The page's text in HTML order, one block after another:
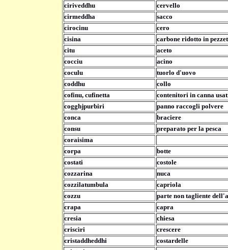
ciriveddhu
cervello
cirmeddha
sacco
cirocinu
cero
cisina
carbone ridotto in
citu
aceto
cocciu
acino
coculu
tuorlo d'uovo
coddhu
collo
cofinu, cufinetta
contenitori in canna
cogghjpurbiri
panno raccogli polvere
conca
braciere
consu
preparato per la pesca
coraisima
corpa
botte
costati
costole
cozzarina
nuca
cozzilatumbula
capriola
cozzu
parte non tagliente
crapa
capra
cresia
chiesa
criscìri
crescere
cristaddheddhi
costardelle